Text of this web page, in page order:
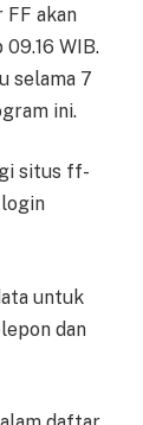
akan
WIB.
selama 7
ini.
situs ff-
untuk
dan